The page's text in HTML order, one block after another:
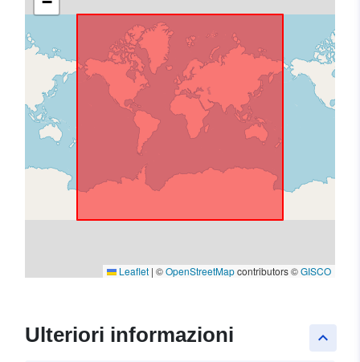
Leaflet | ©OpenStreetMapcontributors ©GISCO
keyboard_arrow_up
Ulteriori informazioni